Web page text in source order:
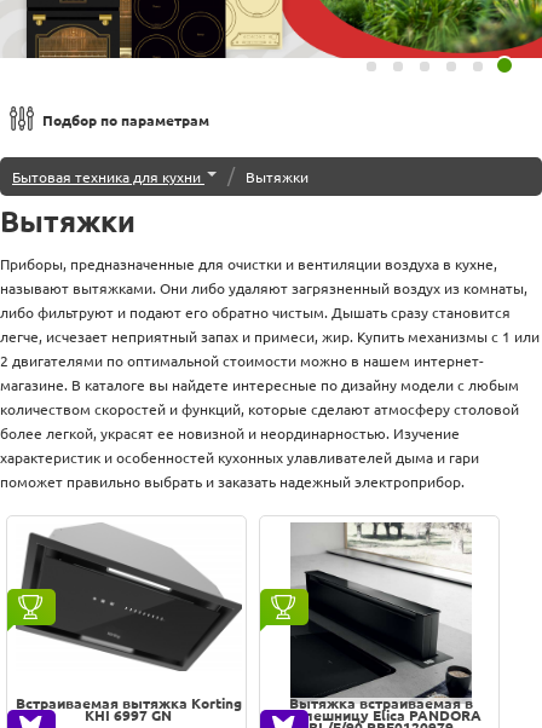
дома
Сантехника
Уценённая
О нас
Оплата
Доставка
Возврат
обмен
Акции
Контакты
Подбор по параметрам
Встраиваемые вытяжки
Вытяжки под шкаф
Островные вытяжки
Сортировка по
По популярности
Наименованию
Новинкам
Дешевле
100% гарантия цены и наличия
В наличии на складе
Бытовая техника для кухни / Вытяжки
Вытяжки
Приборы, предназначенные для очистки и вентиляции воздуха в кухне,
называют вытяжками. Они либо удаляют загрязненный воздух из комнаты,
либо фильтруют и подают его обратно чистым. Дышать сразу становится
легче, исчезает неприятный запах и примеси, жир. Купить механизмы с 1 или
2 двигателями по оптимальной стоимости можно в нашем интернет-
магазине. В каталоге вы найдете интересные по дизайну модели с любым
количеством скоростей и функций, которые сделают атмосферу столовой
более легкой, украсят ее новизной и неординарностью. Изучение
характеристик и особенностей кухонных улавливателей дыма и гари
поможет правильно выбрать и заказать надежный электроприбор.
Встраиваемая вытяжка Korting
KHI 6997 GN
Вытяжка встраиваемая в
столешницу Elica PANDORA